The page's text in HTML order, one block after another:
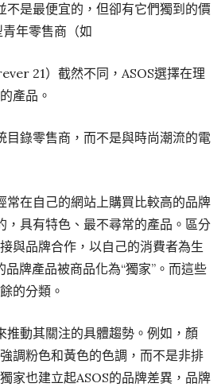
不是最便宜的，但卻有它們獨到的價
年零售商（如
21）截然不同，ASOS選擇在理
產品。
目錄零售商，而不是與時尚潮流的電
常在自己的網站上購買比較高的品牌
，具有特色、最不尋常的產品。區分
與品牌合作，以自己的消費者為生
牌產品被商品化為“獨家”。而這些
的分類。
推動其關注的具體趨勢。例如，顏
調粉色和黃色的色調，而不是非排
家也建立起ASOS的品牌差異，品牌